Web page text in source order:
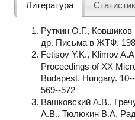
Литература
Руткин О.Г.,
др. Письма в ЖТФ.
Fetisov Y.K., Klimov
Proceedings of XX
Budapest. Hungary.
569--572
Вашковский А.В.,
А.В., Тюлюкин В.А.